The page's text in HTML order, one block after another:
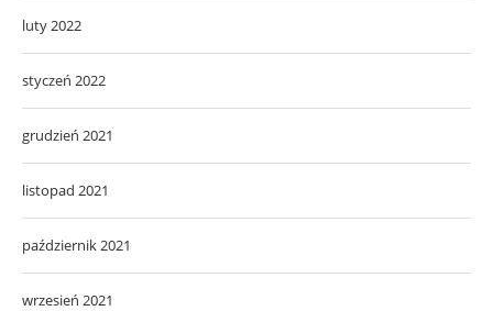
luty 2022
styczeń 2022
grudzień 2021
listopad 2021
październik 2021
wrzesień 2021